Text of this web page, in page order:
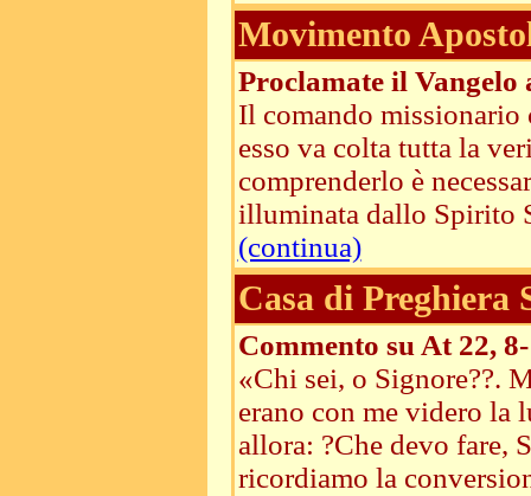
Movimento
Proclamate il Vangelo
Il comando missionario
esso va colta tutta la
comprenderlo è
illuminata dallo Spirito
(continua)
Casa di Preghiera
Commento su At 22,
«Chi sei, o Signore??.
erano con me videro la
allora: ?Che devo fare,
ricordiamo la